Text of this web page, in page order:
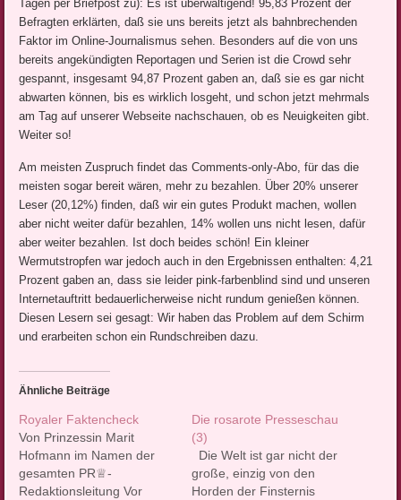
Tagen per Briefpost zu): Es ist überwältigend! 95,83 Prozent der
Befragten erklärten, daß sie uns bereits jetzt als bahnbrechenden
Faktor im Online-Journalismus sehen. Besonders auf die von uns
bereits angekündigten Reportagen und Serien ist die Crowd sehr
gespannt, insgesamt 94,87 Prozent gaben an, daß sie es gar nicht
abwarten können, bis es wirklich losgeht, und schon jetzt mehrmals
am Tag auf unserer Webseite nachschauen, ob es Neuigkeiten gibt.
Weiter so!
Am meisten Zuspruch findet das Comments-only-Abo, für das die
meisten sogar bereit wären, mehr zu bezahlen. Über 20% unserer
Leser (20,12%) finden, daß wir ein gutes Produkt machen, wollen
aber nicht weiter dafür bezahlen, 14% wollen uns nicht lesen, dafür
aber weiter bezahlen. Ist doch beides schön! Ein kleiner
Wermutstropfen war jedoch auch in den Ergebnissen enthalten: 4,21
Prozent gaben an, dass sie leider pink-farbenblind sind und unseren
Internetauftritt bedauerlicherweise nicht rundum genießen können.
Diesen Lesern sei gesagt: Wir haben das Problem auf dem Schirm
und erarbeiten schon ein Rundschreiben dazu.
Ähnliche Beiträge
Royaler Faktencheck
Von Prinzessin Marit
Hofmann im Namen der
gesamten PR♕-
Redaktionsleitung Vor
Die rosarote Presseschau
(3)
Die Welt ist gar nicht der
große, einzig von den
Horden der Finsternis